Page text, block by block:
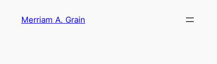
Merriam A. Grain